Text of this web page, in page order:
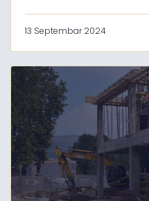
13 Septembar 2024